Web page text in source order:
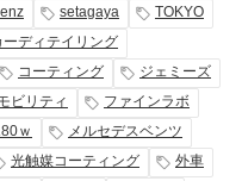
setagaya
TOKYO
ーディテイリング
コーティング
ジェミーズ
ビリティ
ファインラボ
ｗ
メルセデスベンツ
光触媒コーティング
外車